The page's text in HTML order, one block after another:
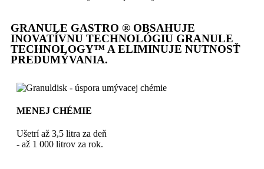
GRANULE GASTRO ® OBSAHUJE
INOVATÍVNU TECHNOLÓGIU GRANULE
TECHNOLOGY™ A ELIMINUJE NUTNOSŤ
PREDUMÝVANIA.
MENEJ CHÉMIE
Ušetrí až 3,5 litra za deň
- až 1 000 litrov za rok.